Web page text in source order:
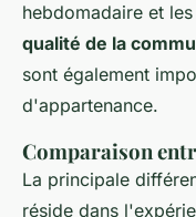
hebdomadaire et
qualité de la
sont également
d'appartenance.
Comparaison
La principale
réside dans